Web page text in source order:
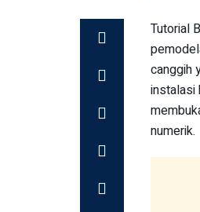
Tutorial
canggih
instalasi
numerik.